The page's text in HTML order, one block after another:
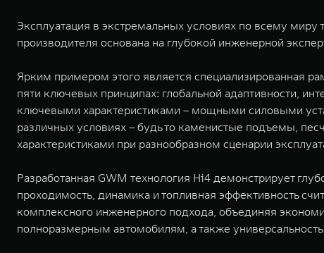
Эксплуатация в экстремальных условиях по всему
производителя основана на глубокой инженерной
Ярким примером этого является специализированная
пяти ключевых принципах: глобальной адаптивности,
ключевыми характеристиками – мощными силовыми
различных условиях – будь то каменистые подъемы,
характеристиками при разнообразном сценарии
Разработанная GWM технология Hi4 демонстрирует
проходимость, динамика и топливная эффективность
комплексного инженерного подхода, объединяя
полноразмерным автомобилям, а также